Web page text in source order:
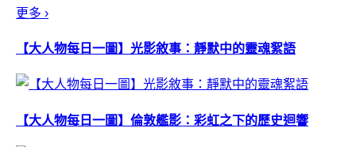
更多 ›
【大人物每日一圖】光影敘事：靜默中的靈魂絮語
【大人物每日一圖】倫敦艦影：彩虹之下的歷史迴響